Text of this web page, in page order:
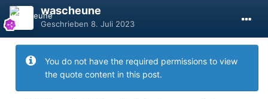
wascheune
Geschrieben 8. Juli 2023
You do not have the required permissions to view
the quote content in this post.